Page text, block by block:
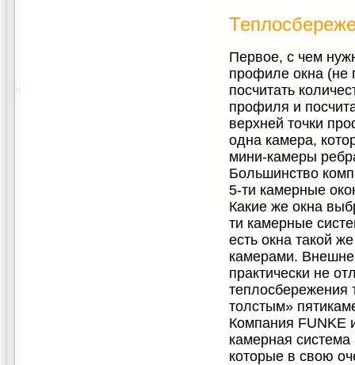
Первое, с чем
профиле окна (не
посчитать
профиля и
верхней точки
одна камера,
мини-камеры
Большинство
5-ти камерные
Какие же окна
ти камерные
есть окна такой
камерами. Внешне
практически не
теплосбережения
толстым»
Компания FUNKE
камерная
которые в свою